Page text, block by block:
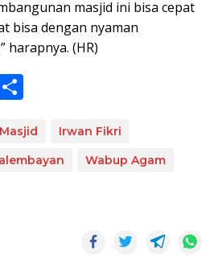
masjid ini bisa cepat
bisa dengan nyaman
harapnya. (HR)
ar
e
Irwan Fikri
Wabup Agam